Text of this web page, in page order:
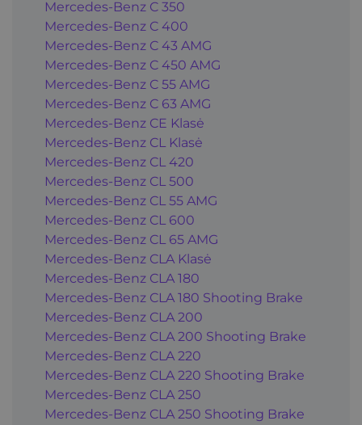
Mercedes-Benz C 350
Mercedes-Benz C 400
Mercedes-Benz C 43 AMG
Mercedes-Benz C 450 AMG
Mercedes-Benz C 55 AMG
Mercedes-Benz C 63 AMG
Mercedes-Benz CE Klasė
Mercedes-Benz CL Klasė
Mercedes-Benz CL 420
Mercedes-Benz CL 500
Mercedes-Benz CL 55 AMG
Mercedes-Benz CL 600
Mercedes-Benz CL 65 AMG
Mercedes-Benz CLA Klasė
Mercedes-Benz CLA 180
Mercedes-Benz CLA 180 Shooting Brake
Mercedes-Benz CLA 200
Mercedes-Benz CLA 200 Shooting Brake
Mercedes-Benz CLA 220
Mercedes-Benz CLA 220 Shooting Brake
Mercedes-Benz CLA 250
Mercedes-Benz CLA 250 Shooting Brake